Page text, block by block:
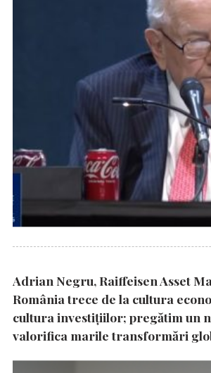
Adrian Negru, Raiffeisen Asset
România trece de la cultura
cultura investițiilor; pregătim un
valorifica marile transformări